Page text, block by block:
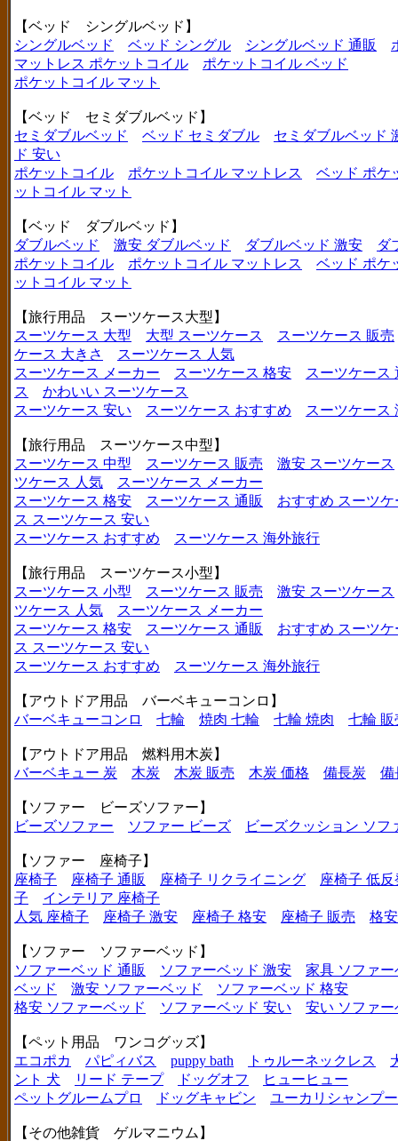
【ベッド シングルベッド】
シングルベッド
ベッド シングル シングルベッド 通販
マットレス ポケットコイル
ポケットコイル ベッド
ポケットコイル マット
【ベッド セミダブルベッド】
セミダブルベッド
ベッド セミダブル
セミダブルベッド
ド 安い
ポケットコイル
ポケットコイル マットレス
ベッド ポケ
ットコイル マット
【ベッド ダブルベッド】
ダブルベッド
激安 ダブルベッド ダブルベッド 激安
ダ
ポケットコイル
ポケットコイル マットレス
ベッド ポケ
ットコイル マット
【旅行用品 スーツケース大型】
スーツケース 大型
大型 スーツケース
スーツケース 販売
ケース 大きさ
スーツケース 人気
スーツケース メーカー
スーツケース 格安
スーツケース
ス
かわいい スーツケース
スーツケース 安い
スーツケース おすすめ スーツケース
【旅行用品 スーツケース中型】
スーツケース 中型
スーツケース 販売
激安 スーツケース
ツケース 人気
スーツケース メーカー
スーツケース 格安
スーツケース 通販
おすすめ スーツケ
ス スーツケース 安い
スーツケース おすすめ
スーツケース 海外旅行
【旅行用品 スーツケース小型】
スーツケース 小型
スーツケース 販売
激安 スーツケース
ツケース 人気
スーツケース メーカー
スーツケース 格安
スーツケース 通販
おすすめ スーツケ
ス スーツケース 安い
スーツケース おすすめ
スーツケース 海外旅行
【アウトドア用品 バーベキューコンロ】
バーベキューコンロ
七輪 焼肉 七輪 七輪 焼肉 七輪 販
【アウトドア用品 燃料用木炭】
バーベキュー 炭
木炭 木炭 販売 木炭 価格 備長炭 備
【ソファー ビーズソファー】
ビーズソファー
ソファー ビーズ ビーズクッション ソフ
【ソファー 座椅子】
座椅子
座椅子 通販 座椅子 リクライニング
座椅子 低反
子
インテリア 座椅子
人気 座椅子
座椅子 激安 座椅子 格安 座椅子 販売 格
【ソファー ソファーベッド】
ソファーベッド 通販
ソファーベッド 激安
家具 ソファー
ベッド
激安 ソファーベッド
ソファーベッド 格安
格安 ソファーベッド
ソファーベッド 安い 安い ソファー
【ペット用品 ワンコグッズ】
エコポカ
パピィバス puppy bath トゥルーネックレス
ント 犬
リード テープ ドッグオフ
ヒューヒュー
ペットグルームプロ
ドッグキャビン ユーカリシャンプー
【その他雑貨 ゲルマニウム】